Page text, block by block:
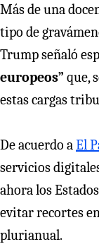
Más de una
tipo de
Trump señaló
europeos” que,
estas cargas
De acuerdo aEl
servicios
ahora los
evitar recortes
plurianual.